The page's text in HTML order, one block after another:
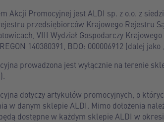
Akcji Promocyjnej jest ALDI sp. z o.o. z
przedsiębiorców Krajowego Rejestru
VIII Wydział Gospodarczy
140380391, BDO: 000006912 (dalej
prowadzona jest wyłącznie na terenie
dotyczy artykułów promocyjnych, o
w danym sklepie ALDI. Mimo dołożenia
dostępne w każdym sklepie ALDI w